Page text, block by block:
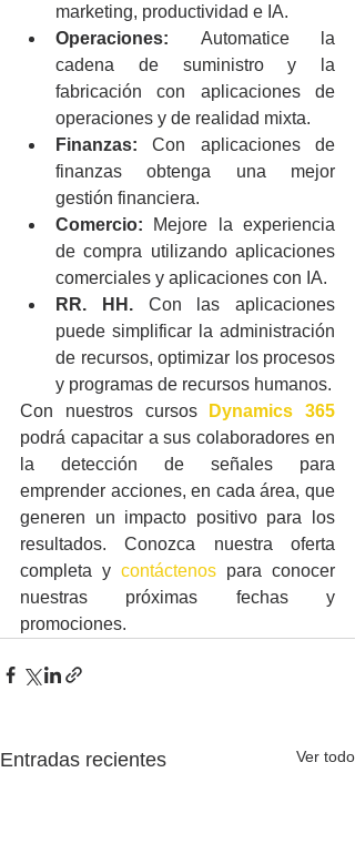
marketing, productividad e IA.
Operaciones: Automatice la
cadena de suministro y la
fabricación con aplicaciones de
operaciones y de realidad mixta.
Finanzas: Con aplicaciones de
finanzas obtenga una mejor
gestión financiera.
Comercio: Mejore la experiencia
de compra utilizando aplicaciones
comerciales y aplicaciones con IA.
RR. HH. Con las aplicaciones
puede simplificar la administración
de recursos, optimizar los procesos
y programas de recursos humanos.
Con nuestros cursos
Dynamics 365
podrá capacitar a sus colaboradores en
la detección de señales para
emprender acciones, en cada área, que
generen un impacto positivo para los
resultados. Conozca nuestra oferta
completa y contáctenos para conocer
nuestras próximas fechas y
promociones.
Entradas recientes Ver todo